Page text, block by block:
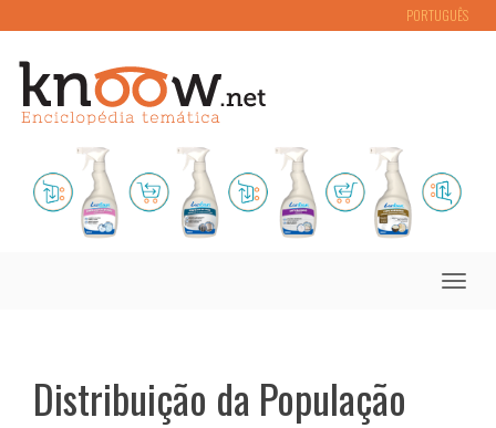
PORTUGUÊS
Toggle
Distribuição da População